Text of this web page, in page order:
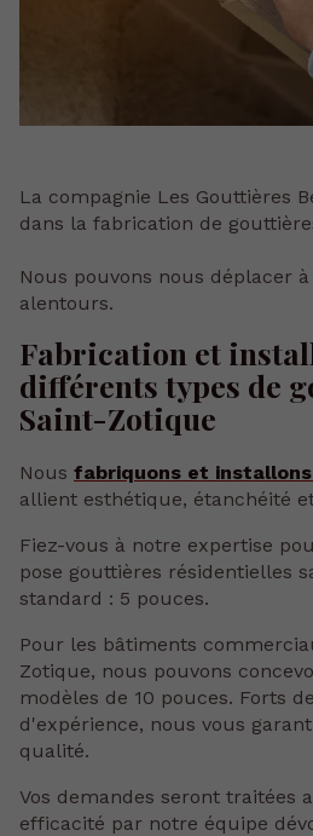
La compagnie Les Gouttières
dans la fabrication de
Nous pouvons nous déplacer
alentours.
Fabrication et
différents types de
Saint-Zotique
Nous fabriquons et
allient esthétique, étanchéité
Fiez-vous à notre expertise
pose gouttières résidentielles
standard : 5 pouces.
Pour les bâtiments
Zotique, nous pouvons
modèles de 10 pouces. Forts
d'expérience, nous vous
qualité.
Vos demandes seront traitées
efficacité par notre équipe